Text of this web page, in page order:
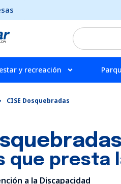
y recreación
CISE Dosquebradas
que presta
a la Discapacidad